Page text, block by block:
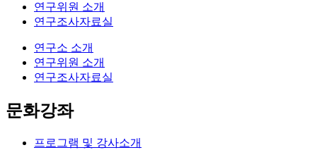
연구위원 소개
연구조사자료실
연구소 소개
연구위원 소개
연구조사자료실
문화강좌
프로그램 및 강사소개